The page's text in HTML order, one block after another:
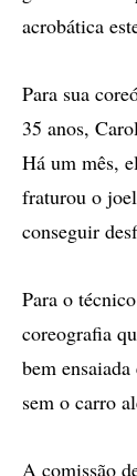
acrobática
Para sua
35 anos,
Há um mês,
fraturou o
conseguir
Para o
coreografia
bem
sem o carro
A comissão